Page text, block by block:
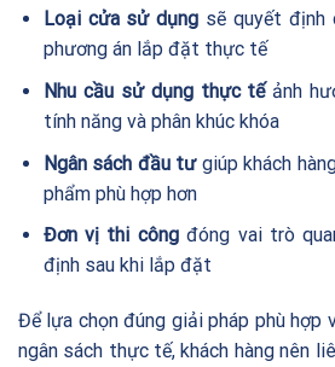
Loại cửa sử dụng sẽ quyết định
phương án lắp đặt thực tế
Nhu cầu sử dụng thực tếảnh
tính năng và phân khúc khóa
Ngân sách đầu tưgiúp khách
phẩm phù hợp hơn
Đơn vị thi côngđóng vai trò
định sau khi lắp đặt
Để lựa chọn đúng giải pháp phù hợp
ngân sách thực tế, khách hàng nên